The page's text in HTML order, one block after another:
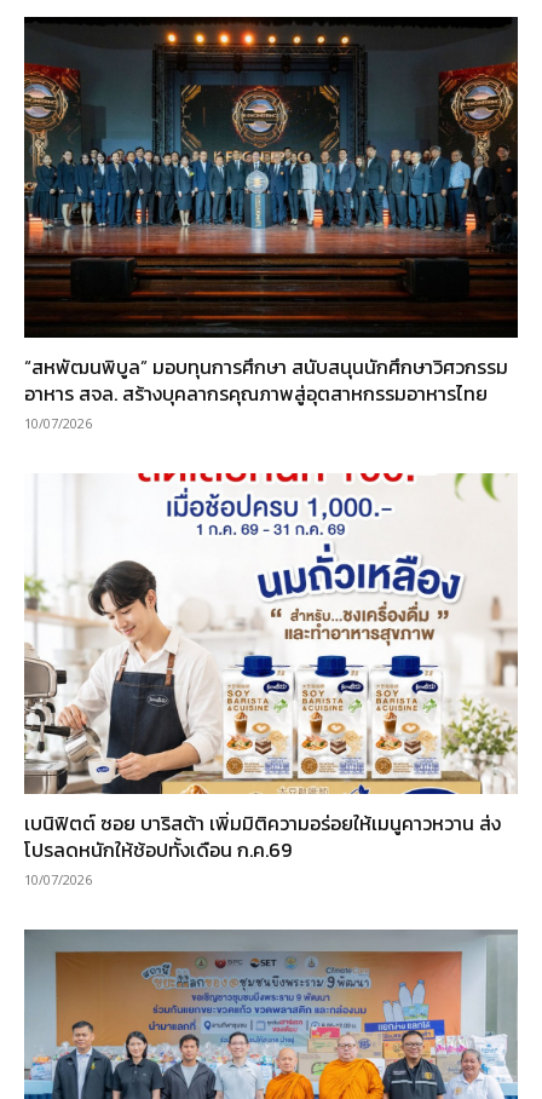
“สหพัฒนพิบูล” มอบทุนการศึกษา สนับสนุนนักศึกษาวิศวกรรม
อาหาร สจล. สร้างบุคลากรคุณภาพสู่อุตสาหกรรมอาหารไทย
10/07/2026
เบนิฟิตต์ ซอย บาริสต้า เพิ่มมิติความอร่อยให้เมนูคาวหวาน ส่ง
โปรลดหนักให้ช้อปทั้งเดือน ก.ค.69
10/07/2026